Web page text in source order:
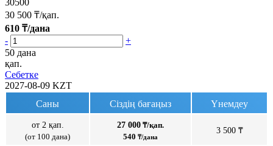
30 500 ₸/қап.
610 ₸/дана
-
+
50 дана
қап.
Себетке
2027-08-09 KZT
Саны
Сіздің бағаңыз Үнемдеу
от 2 қап.
(от 100 дана)
27 000 ₸/қап.
540 ₸/дана
3 500 ₸